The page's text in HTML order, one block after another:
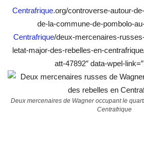
Centrafrique.org/controverse-autour-
de-la-commune-de-pombolo-
Centrafrique/deux-mercenaires-
letat-major-des-rebelles-en-
att-47892″ data-wpel-
Deux mercenaires de Wagner occupant le
Centrafrique